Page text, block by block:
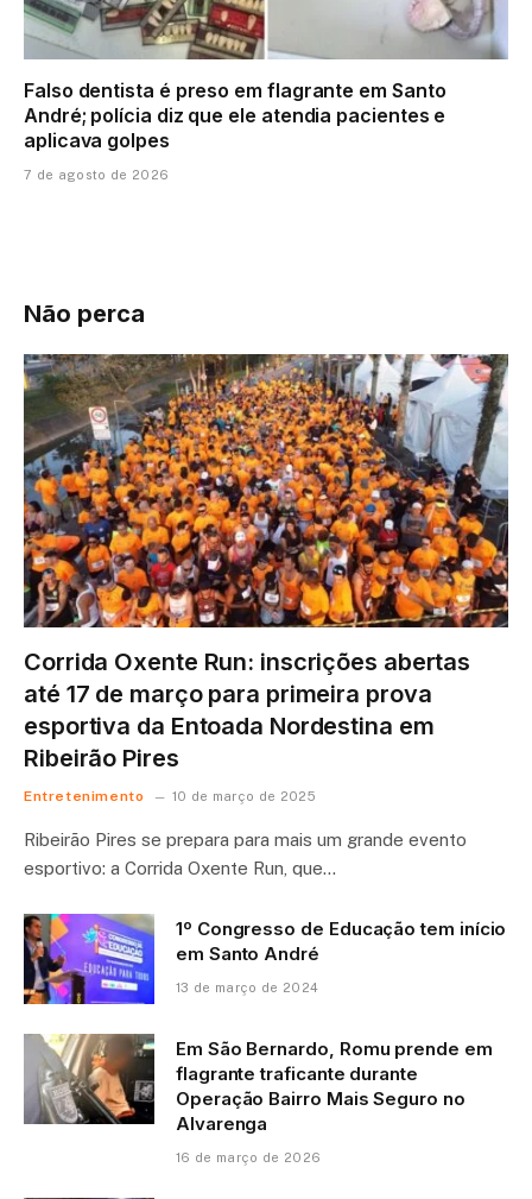
Falso dentista é preso em flagrante em Santo
André; polícia diz que ele atendia pacientes e
aplicava golpes
7 de agosto de 2026
Não perca
Corrida Oxente Run: inscrições abertas
até 17 de março para primeira prova
esportiva da Entoada Nordestina em
Ribeirão Pires
Entretenimento 10 de março de 2025
Ribeirão Pires se prepara para mais um grande evento
esportivo: a Corrida Oxente Run, que…
1º Congresso de Educação tem início
em Santo André
13 de março de 2024
Em São Bernardo, Romu prende em
flagrante traficante durante
Operação Bairro Mais Seguro no
Alvarenga
16 de março de 2026